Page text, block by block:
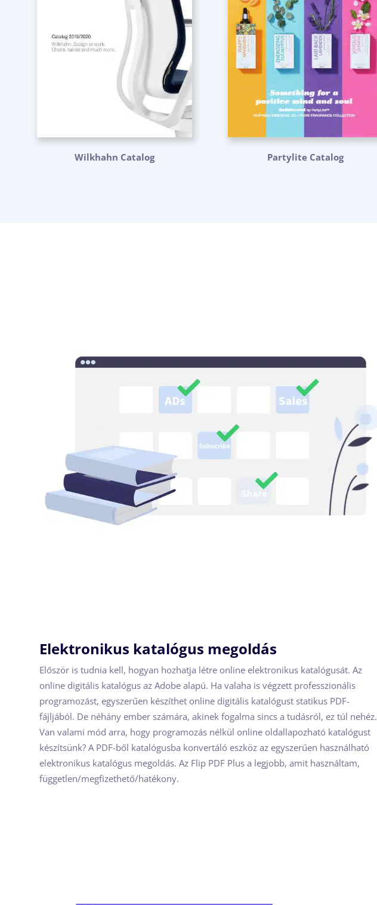
Wilkhahn Catalog Partylite Catalog
Elektronikus katalógus megoldás
Először is tudnia kell, hogyan hozhatja létre online elektronikus katalógusát. Az
online digitális katalógus az Adobe alapú. Ha valaha is végzett professzionális
programozást, egyszerűen készíthet online digitális katalógust statikus PDF-
fájljából. De néhány ember számára, akinek fogalma sincs a tudásról, ez túl nehéz.
Van valami mód arra, hogy programozás nélkül online oldallapozható katalógust
készítsünk? A PDF-ből katalógusba konvertáló eszköz az egyszerűen használható
elektronikus katalógus megoldás. Az Flip PDF Plus a legjobb, amit használtam,
független/megfizethető/hatékony.